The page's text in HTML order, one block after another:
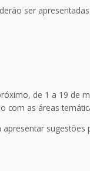
ser
de 1 a 19 de
com as áreas